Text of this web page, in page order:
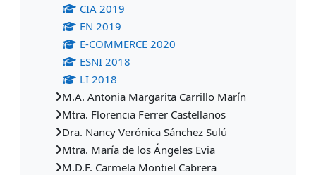
CIA 2019
EN 2019
E-COMMERCE 2020
ESNI 2018
LI 2018
M.A. Antonia Margarita Carrillo Marín
Mtra. Florencia Ferrer Castellanos
Dra. Nancy Verónica Sánchez Sulú
Mtra. María de los Ángeles Evia
M.D.F. Carmela Montiel Cabrera